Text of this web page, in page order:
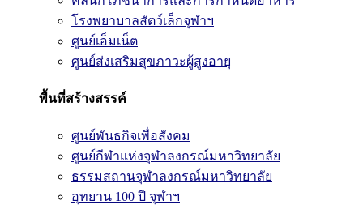
โรงพยาบาลสัตว์เล็กจุฬาฯ
ศูนย์เอ็มเน็ต
ศูนย์ส่งเสริมสุขภาวะผู้สูงอายุ
พื้นที่สร้างสรรค์
ศูนย์พันธกิจเพื่อสังคม
ศูนย์กีฬาแห่งจุฬาลงกรณ์มหาวิทยาลัย
ธรรมสถานจุฬาลงกรณ์มหาวิทยาลัย
อุทยาน 100 ปี จุฬาฯ